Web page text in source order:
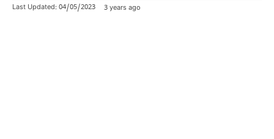
Last Updated: 04/05/2023 3 years ago